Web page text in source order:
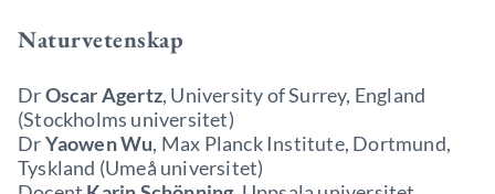
Naturvetenskap
DrOscar Agertz, University of Surrey, England
(Stockholms universitet)
DrYaowen Wu, Max Planck Institute, Dortmund,
Tyskland (Umeå universitet)